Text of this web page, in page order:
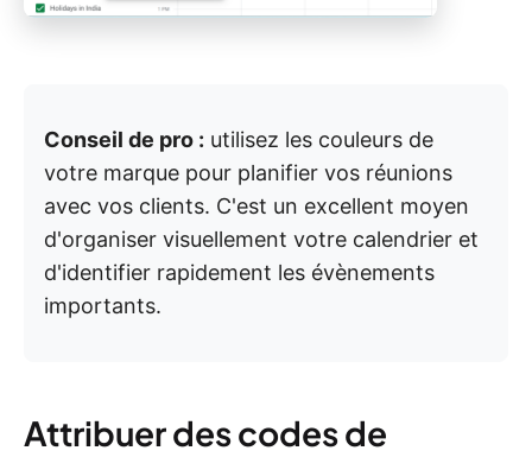
Conseil de pro : utilisez les couleurs de
votre marque pour planifier vos réunions
avec vos clients. C'est un excellent moyen
d'organiser visuellement votre calendrier et
d'identifier rapidement les évènements
importants.
Attribuer des codes de